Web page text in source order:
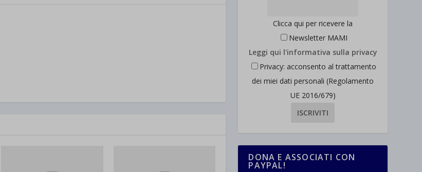
Clicca qui per ricevere la
Newsletter MAMI
Leggi qui l'informativa sulla privacy
Privacy: acconsento al trattamento
dei miei dati personali (Regolamento
UE 2016/679)
DONA E ASSOCIATI CON
PAYPAL!